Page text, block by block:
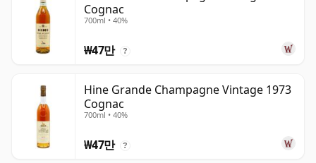
Cognac
700ml • 40%
₩47만 ?
Hine Grande Champagne Vintage 1973
Cognac
700ml • 40%
₩47만 ?